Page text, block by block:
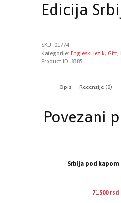
Edicija
SKU: 01774
Kategorije: Engleski jezik, Gift,
Product ID: 8385
Opis Recenzije (0)
Povezani
Srbija pod kapom
71.500 rsd